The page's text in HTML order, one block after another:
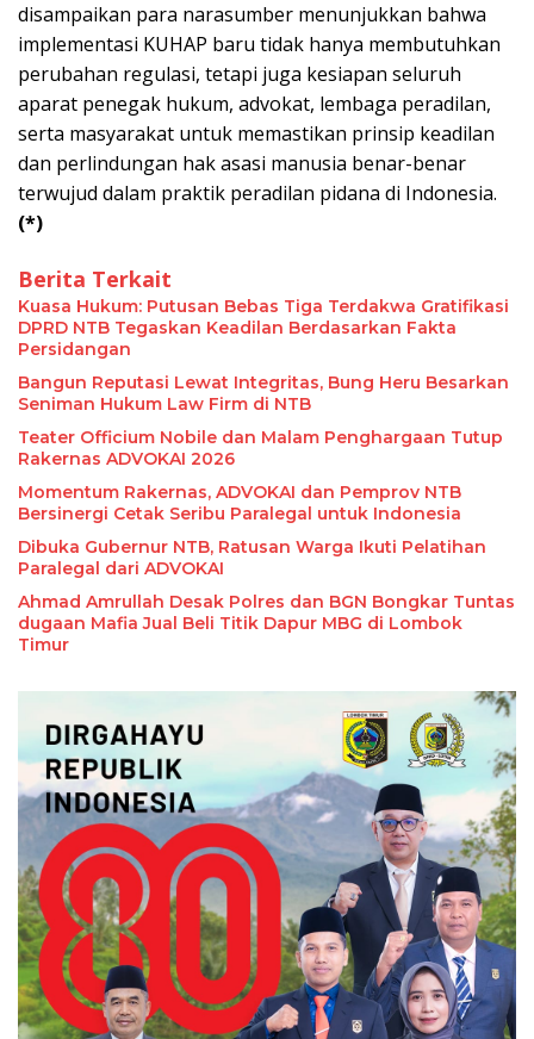
disampaikan para narasumber menunjukkan bahwa
implementasi KUHAP baru tidak hanya membutuhkan
perubahan regulasi, tetapi juga kesiapan seluruh
aparat penegak hukum, advokat, lembaga peradilan,
serta masyarakat untuk memastikan prinsip keadilan
dan perlindungan hak asasi manusia benar-benar
terwujud dalam praktik peradilan pidana di Indonesia.
(*)
Berita Terkait
Kuasa Hukum: Putusan Bebas Tiga Terdakwa Gratifikasi
DPRD NTB Tegaskan Keadilan Berdasarkan Fakta
Persidangan
Bangun Reputasi Lewat Integritas, Bung Heru Besarkan
Seniman Hukum Law Firm di NTB
Teater Officium Nobile dan Malam Penghargaan Tutup
Rakernas ADVOKAI 2026
Momentum Rakernas, ADVOKAI dan Pemprov NTB
Bersinergi Cetak Seribu Paralegal untuk Indonesia
Dibuka Gubernur NTB, Ratusan Warga Ikuti Pelatihan
Paralegal dari ADVOKAI
Ahmad Amrullah Desak Polres dan BGN Bongkar Tuntas
dugaan Mafia Jual Beli Titik Dapur MBG di Lombok
Timur